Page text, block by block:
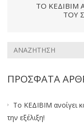
ΤΟ ΚΕΔΙΒΙΜ
ΤΟΥ
ΠΡΌΣΦΑΤΑ
Το ΚΕΔΙΒΙΜ ανοίγει
την εξέλιξη!